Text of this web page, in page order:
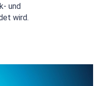
und
wird.